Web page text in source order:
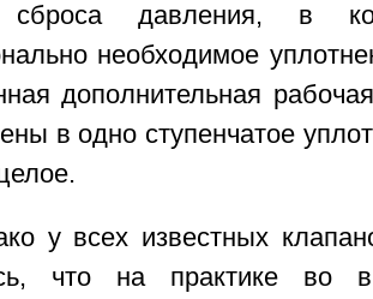
сброса давления, в
необходимое
дополнительная
в одно ступенчатое
у всех известных
что на практике во